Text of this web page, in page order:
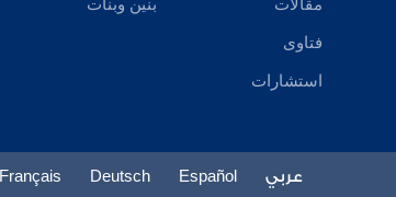
مقالات
فتاوى
استشارات
بنين وبنات
عربي Español
Deutsch
Français